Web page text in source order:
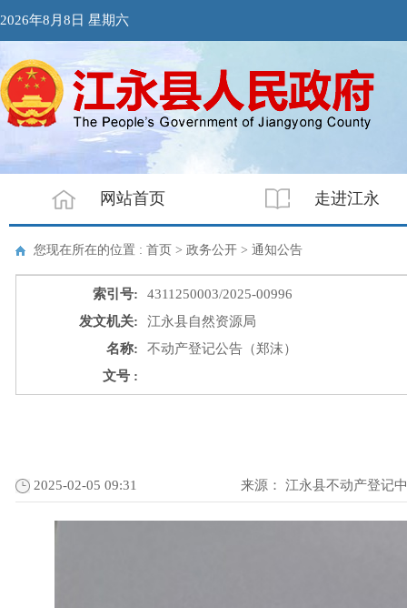
2026年8月8日 星期六
网站首页 走进江永
您现在所在的位置 : 首页 > 政务公开 > 通知公告
索引号:
4311250003/2025-00996
发文机关:
江永县自然资源局
名称:
不动产登记公告（郑沫）
文号 :
2025-02-05 09:31 来源： 江永县不动产登记